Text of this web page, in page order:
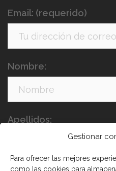
Gestionar
Para ofrecer las mejores
como las cookies para
Email: (requerido)
Nombre:
Apellidos: